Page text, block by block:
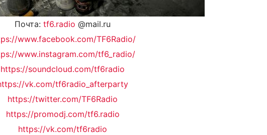
Почта: tf6.radio @mail.ru
www.facebook.com/TF6Radio/
www.instagram.com/tf6_radio/
https://soundcloud.com/tf6radio
vk.com/tf6radio_afterparty
https://twitter.com/TF6Radio
https://promodj.com/tf6.radio
https://vk.com/tf6radio